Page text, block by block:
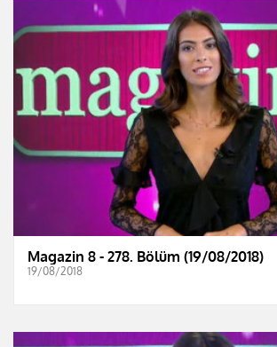
Magazin 8 - 278. Bölüm (19/08/2018)
19/08/2018